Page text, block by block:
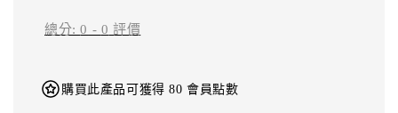
總分:0 - 0 評價
購買此產品可獲得 80 會員點數